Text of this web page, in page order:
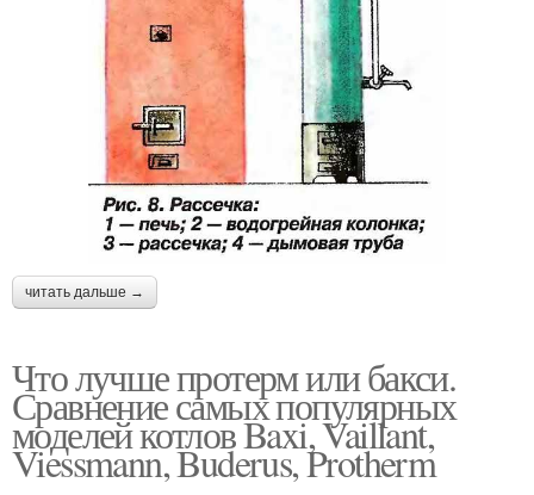
читать дальше →
Что лучше протерм или бакси.
Сравнение самых популярных
моделей котлов Baxi, Vaillant,
Viessmann, Buderus, Protherm